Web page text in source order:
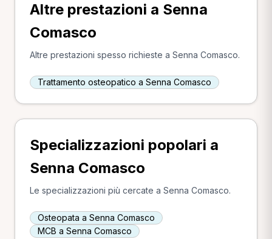
Altre prestazioni a Senna
Comasco
Altre prestazioni spesso richieste a Senna Comasco.
Trattamento osteopatico a Senna Comasco
Specializzazioni popolari a
Senna Comasco
Le specializzazioni più cercate a Senna Comasco.
Osteopata a Senna Comasco
MCB a Senna Comasco